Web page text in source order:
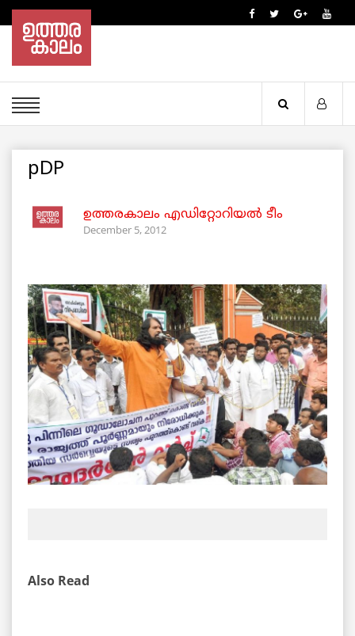
pDP
ഉത്തരകാലം എഡിറ്റോറിയല്‍ ടീം
December 5, 2012
Also Read